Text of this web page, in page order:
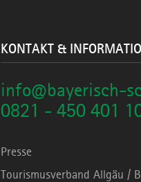
KONTAKT &
info@bayerisch-
0821 - 450 401
Presse
Tourismusverband Allgäu /